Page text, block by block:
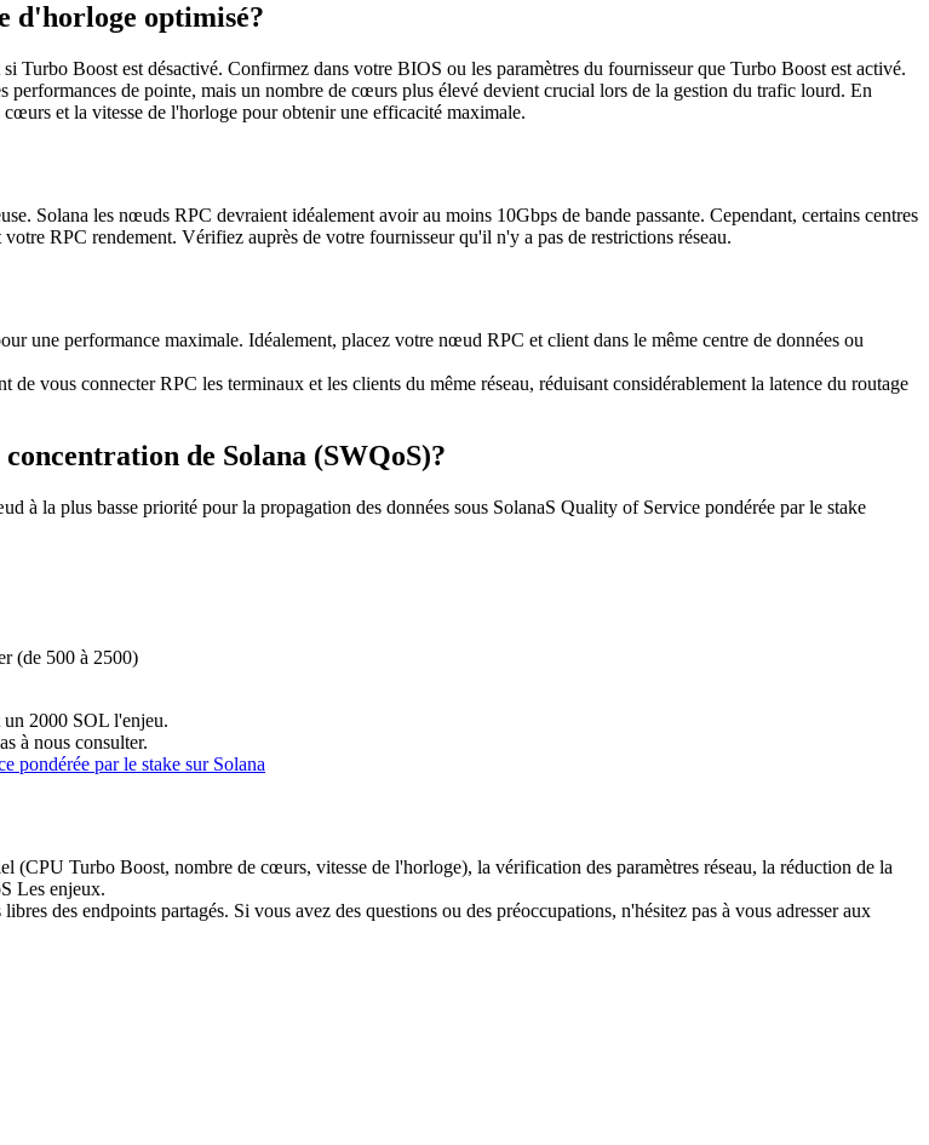
d'horloge optimisé?
Turbo Boost est désactivé. Confirmez dans votre BIOS ou les paramètres du fournisseur que Turbo Boost est activé.
de pointe, mais un nombre de cœurs plus élevé devient crucial lors de la gestion du trafic lourd. En
et la vitesse de l'horloge pour obtenir une efficacité maximale.
Solana les nœuds RPC devraient idéalement avoir au moins 10Gbps de bande passante. Cependant, certains centres
RPC rendement. Vérifiez auprès de votre fournisseur qu'il n'y a pas de restrictions réseau.
une performance maximale. Idéalement, placez votre nœud RPC et client dans le même centre de données ou
vous connecter RPC les terminaux et les clients du même réseau, réduisant considérablement la latence du routage
de Solana (SWQoS)?
la plus basse priorité pour la propagation des données sous SolanaS Quality of Service pondérée par le stake
(de 500 à 2500)
un 2000 SOL l'enjeu.
à nous consulter.
pondérée par le stake sur Solana
Turbo Boost, nombre de cœurs, vitesse de l'horloge), la vérification des paramètres réseau, la réduction de la
Les enjeux.
des endpoints partagés. Si vous avez des questions ou des préoccupations, n'hésitez pas à vous adresser aux